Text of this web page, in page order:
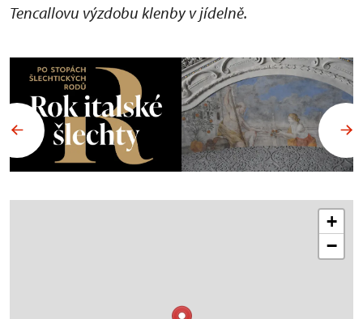
Tencallovu výzdobu klenby v jídelně.
+
−